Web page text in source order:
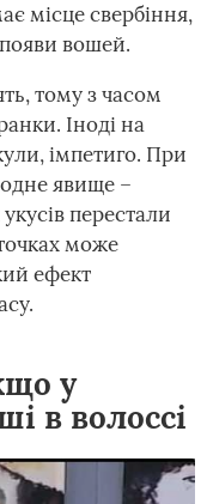
місце свербіння,
вошей.
тому з часом
Іноді на
імпетиго. При
одне явище –
перестали
може
ефект
у
в волоссі